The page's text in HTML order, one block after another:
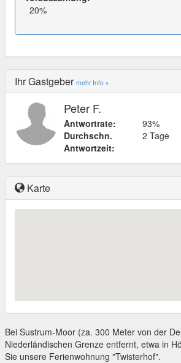
20%
Ihr Gastgeber mehr Info »
Peter F.
Antwortrate:
93%
Durchschn.
Antwortzeit:
2 Tage
Karte
Bei Sustrum-Moor (za. 300 Meter von der
Niederländischen Grenze entfernt, etwa in
Sie unsere Ferienwohnung "Twisterhof".